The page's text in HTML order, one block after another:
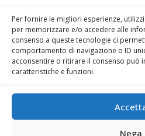
Per fornire le migliori esperienze,
per memorizzare e/o accedere alle
consenso a queste tecnologie ci
comportamento di navigazione o ID
acconsentire o ritirare il consenso può
caratteristiche e funzioni.
Nega